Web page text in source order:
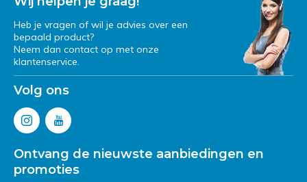
Heb je vragen of wil je advies over een
bepaald product?
Neem dan contact op met onze
klantenservice.
Volg ons
Ontvang de nieuwste aanbiedingen en
promoties